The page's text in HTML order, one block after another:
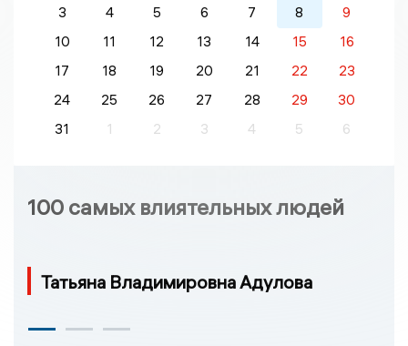
3
4 5 6 7 8
9
10
11 12 13 14 15
16
17
18 19 20 21 22
23
24
25 26 27 28 29
30
31
1 2 3 4 5 6
100 самых влиятельных людей
Татьяна Владимировна Адулова